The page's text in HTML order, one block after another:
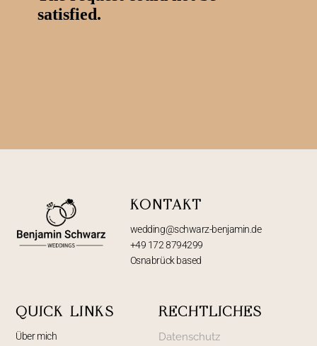
KONTAKT
wedding@schwarz-benjamin.de
+49 172 8794299
Osnabrück based
QUICK LINKS
Über mich
RECHTLICHES
Datenschutz